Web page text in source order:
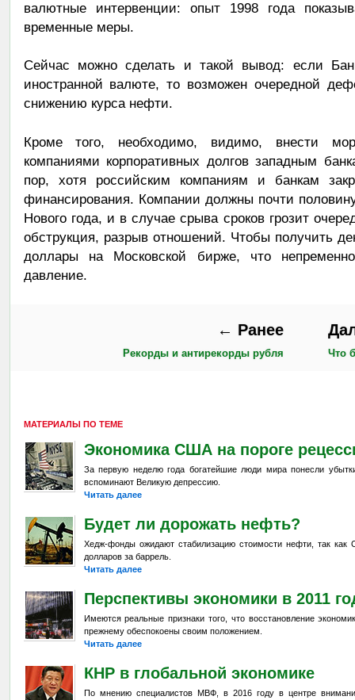
валютные интервенции: опыт 1998 года
временные меры.
Сейчас можно сделать и такой вывод: если
иностранной валюте, то возможен очередной
снижению курса нефти.
Кроме того, необходимо, видимо, внести
компаниями корпоративных долгов западным
пор, хотя российским компаниям и банкам
финансирования. Компании должны почти
Нового года, и в случае срыва сроков грозит
обструкция, разрыв отношений. Чтобы получить
доллары на Московской бирже, что
давление.
← Ранее
Рекорды и антирекорды рубля Что
МАТЕРИАЛЫ ПО ТЕМЕ
Экономика США на пороге
За первую неделю года богатейшие люди мира понесли
вспоминают Великую депрессию.
Читать далее
Будет ли дорожать нефть?
Хедж-фонды ожидают стабилизацию стоимости нефти, так как
долларов за баррель.
Читать далее
Перспективы экономики в 2011
Имеются реальные признаки того, что восстановление
прежнему обеспокоены своим положением.
Читать далее
КНР в глобальной экономике
По мнению специалистов МВФ, в 2016 году в центре